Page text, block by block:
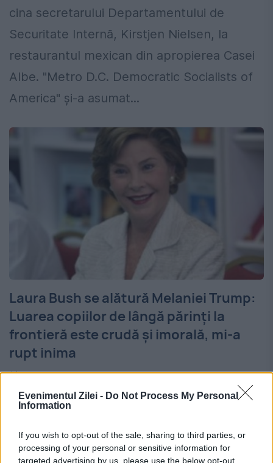
Evenimentul Zilei - Do Not Process My Personal
Information
If you wish to opt-out of the sale, sharing to third parties, or
processing of your personal or sensitive information for
targeted advertising by us, please use the below opt-out
cina secretarului Departamentului de
Securitate Internă, Kirstjen Nielsen, la
restaurantul mexican din apropierea Casei
Albe. "Metro D.C. Democratic Socialists of
America" și-a asumat...
Laura Bush se alătură Melaniei Trump:
Luarea copiilor de lângă părinți la
frontieră este crudă şi imorală, mi-a
rupt inima
18 IUNIE 2018
Pentru prima dată Melania Trump are un
Dar iată că şi fosta primă doamnă, Laura